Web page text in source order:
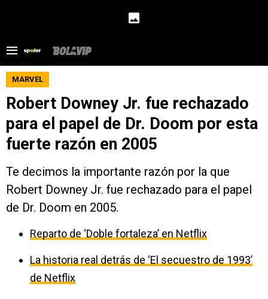
MARVEL
Robert Downey Jr. fue rechazado
para el papel de Dr. Doom por esta
fuerte razón en 2005
Te decimos la importante razón por la que
Robert Downey Jr. fue rechazado para el papel
de Dr. Doom en 2005.
Reparto de ‘Doble fortaleza’ en Netflix
La historia real detrás de ‘El secuestro de 1993’
de Netflix